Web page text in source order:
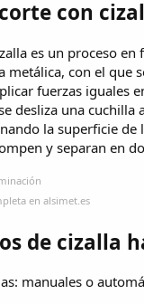
con
es un proceso en
metálica, con el que
fuerzas iguales
desliza una cuchilla
la superficie de
y separan en
en alsimet.es
de cizalla
manuales o